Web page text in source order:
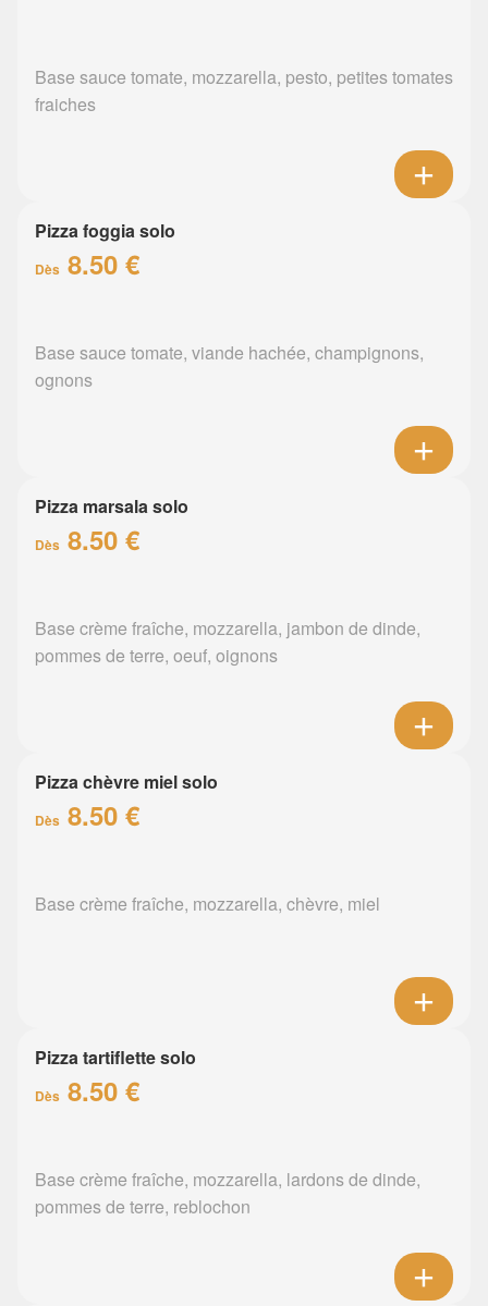
Base sauce tomate, mozzarella, pesto, petites tomates
fraiches
Pizza foggia solo
Dès 8.50 €
Base sauce tomate, viande hachée, champignons,
ognons
Pizza marsala solo
Dès 8.50 €
Base crème fraîche, mozzarella, jambon de dinde,
pommes de terre, oeuf, oignons
Pizza chèvre miel solo
Dès 8.50 €
Base crème fraîche, mozzarella, chèvre, miel
Pizza tartiflette solo
Dès 8.50 €
Base crème fraîche, mozzarella, lardons de dinde,
pommes de terre, reblochon